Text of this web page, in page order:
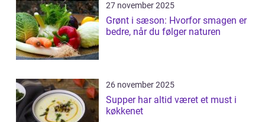
27 november 2025
Grønt i sæson: Hvorfor smagen er
bedre, når du følger naturen
26 november 2025
Supper har altid været et must i
køkkenet